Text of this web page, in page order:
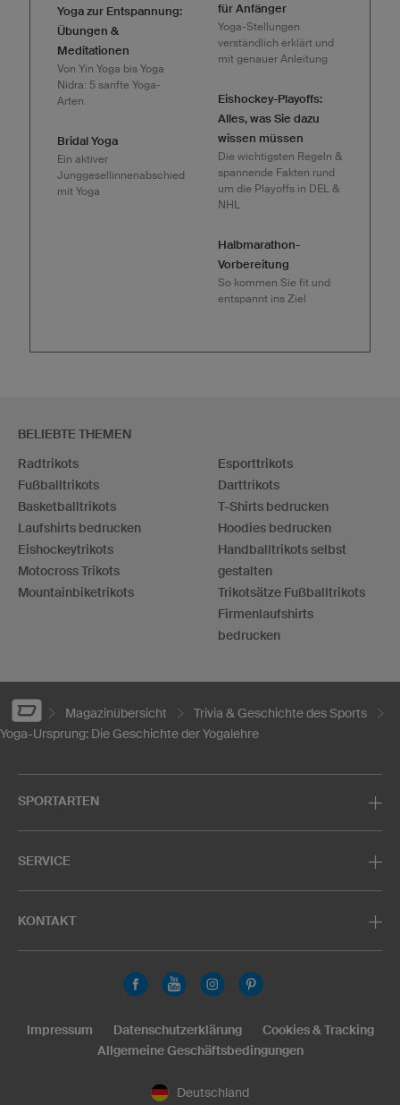
Yoga zur Entspannung:
Übungen &
Meditationen
Von Yin Yoga bis Yoga
Nidra: 5 sanfte Yoga-
Arten
Bridal Yoga
Ein aktiver
Junggesellinnenabschied
mit Yoga
für Anfänger
Yoga-Stellungen
verständlich erklärt und
mit genauer Anleitung
Eishockey-Playoffs:
Alles, was Sie dazu
wissen müssen
Die wichtigsten Regeln &
spannende Fakten rund
um die Playoffs in DEL &
NHL
Halbmarathon-
Vorbereitung
So kommen Sie fit und
entspannt ins Ziel
BELIEBTE THEMEN
Radtrikots
Fußballtrikots
Basketballtrikots
Laufshirts bedrucken
Eishockeytrikots
Motocross Trikots
Mountainbiketrikots
Esporttrikots
Darttrikots
T-Shirts bedrucken
Hoodies bedrucken
Handballtrikots selbst
gestalten
Trikotsätze Fußballtrikots
Firmenlaufshirts
bedrucken
Magazinübersicht
Trivia & Geschichte des Sports
Yoga-Ursprung: Die Geschichte der Yogalehre
SPORTARTEN
SERVICE
KONTAKT
Deutschland
Impressum Datenschutzerklärung
Cookies & Tracking
Allgemeine Geschäftsbedingungen